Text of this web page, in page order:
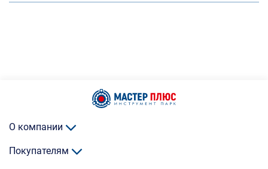
О компании
Покупателям